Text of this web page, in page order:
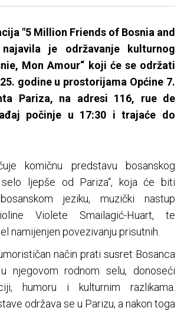
"5 Million Friends of Bosnia and
najavila je održavanje kulturnog
Mon Amour“ koji će se održati
godine u prostorijama Općine 7.
Pariza, na adresi 116, rue de
počinje u 17:30 i trajaće do
komičnu predstavu bosanskog
selo ljepše od Pariza“, koja će biti
jeziku, muzički nastup
Violete Smailagić-Huart, te
namijenjen povezivanju prisutnih.
način prati susret Bosanca
njegovom rodnom selu, donoseći
humoru i kulturnim razlikama.
održava se u Parizu, a nakon toga